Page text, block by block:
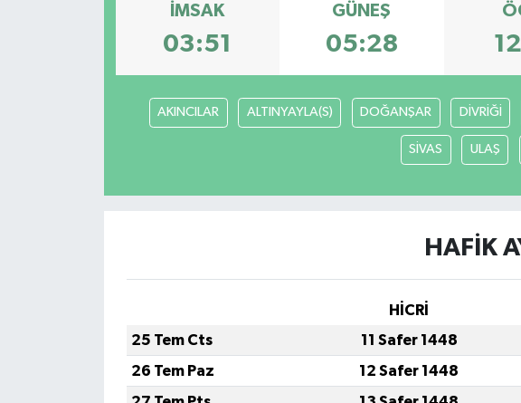
İMSAK
03:51
GÜNEŞ
05:28
AKINCILAR ALTINYAYLA(S) DOĞANŞAR DİVRİĞİ
SİVAS ULAŞ
HAFİK
HİCRİ
25 Tem Cts
11 Safer 1448
26 Tem Paz
12 Safer 1448